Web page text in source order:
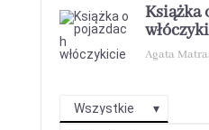
Książka
Agata
Wszystkie